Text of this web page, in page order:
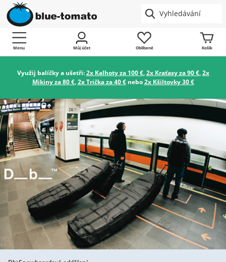
Menu Můj účet Oblíbené Košík
Využij balíčky a ušetři:2x Kalhoty za 100 €,2x Kraťasy za 90 €,2x
Mikiny za 80 €,2x Trička za 40 €nebo2x Kšiltovky 30 €